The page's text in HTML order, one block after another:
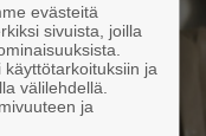
evästeitä
sivuista, joilla
ja
välilehdellä.
ja